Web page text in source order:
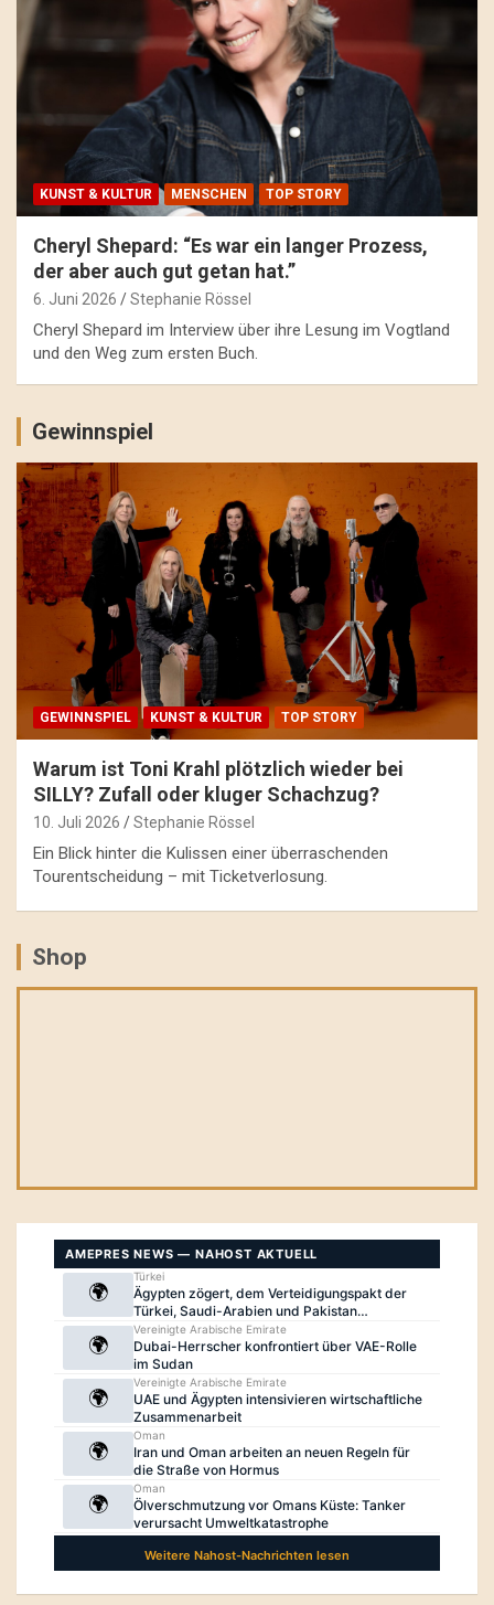
KUNST & KULTUR MENSCHEN TOP STORY
Cheryl Shepard: “Es war ein langer Prozess,
der aber auch gut getan hat.”
6. Juni 2026 Stephanie Rössel
Cheryl Shepard im Interview über ihre Lesung im Vogtland
und den Weg zum ersten Buch.
Gewinnspiel
GEWINNSPIEL KUNST & KULTUR TOP STORY
Warum ist Toni Krahl plötzlich wieder bei
SILLY? Zufall oder kluger Schachzug?
10. Juli 2026 Stephanie Rössel
Ein Blick hinter die Kulissen einer überraschenden
Tourentscheidung – mit Ticketverlosung.
Shop